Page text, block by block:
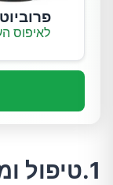
לאיפוס
1.טיפול ומניעת אנמיה